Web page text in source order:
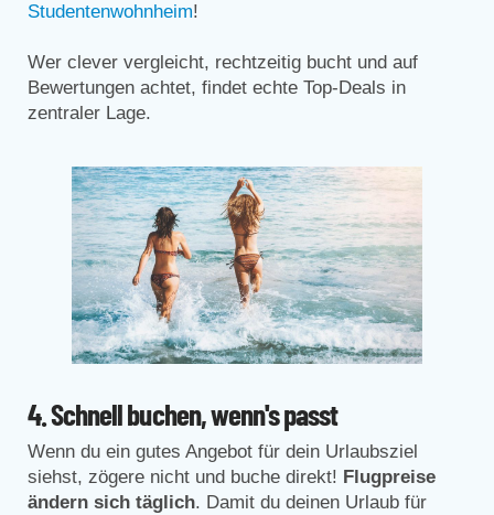
Studentenwohnheim!
Wer clever vergleicht, rechtzeitig bucht und auf
Bewertungen achtet, findet echte Top-Deals in
zentraler Lage.
4. Schnell buchen, wenn's passt
Wenn du ein gutes Angebot für dein Urlaubsziel
siehst, zögere nicht und buche direkt! Flugpreise
ändern sich täglich. Damit du deinen Urlaub für